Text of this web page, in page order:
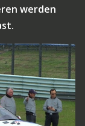
werden